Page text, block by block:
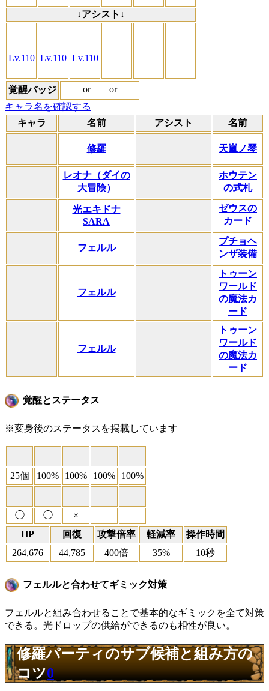
↓アシスト↓
Lv.110 Lv.110 Lv.110
覚醒バッジ or
or
キャラ名を確認する
キャラ
名前 アシスト 名前
修羅 天嵐ノ琴
レオナ（ダイの
大冒険）
ホウテン
の式札
光エキドナ
SARA
ゼウスの
カード
フェルル
プチョヘ
ンザ装備
フェルル
トゥーン
ワールド
の魔法カ
ード
フェルル
トゥーン
ワールド
の魔法カ
ード
覚醒とステータス
※変身後のステータスを掲載しています
25個 100% 100% 100% 100%
◯ ◯
×
HP
回復 攻撃倍率 軽減率
操作時間
264,676
44,785 400倍 35% 10秒
フェルルと合わせてギミック対策
フェルルと組み合わせることで基本的なギミックを全て対策
できる。光ドロップの供給ができるのも相性が良い。
修羅パーティのサブ候補と組み方の
コツ0